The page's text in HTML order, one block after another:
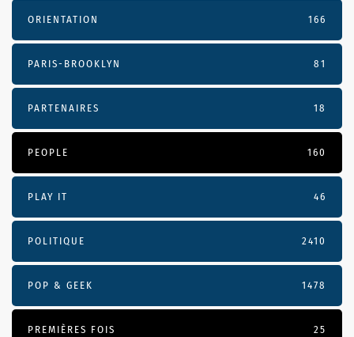
ORIENTATION 166
PARIS-BROOKLYN 81
PARTENAIRES 18
PEOPLE 160
PLAY IT 46
POLITIQUE 2410
POP & GEEK 1478
PREMIÈRES FOIS 25